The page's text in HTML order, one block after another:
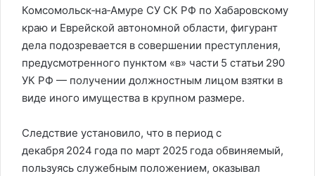
Комсомольск‑на‑Амуре СУ СК РФ по Хабаровскому
краю и Еврейской автономной области, фигурант
дела подозревается в совершении преступления,
предусмотренного пунктом «в» части 5 статьи 290
УК РФ — получении должностным лицом взятки в
виде иного имущества в крупном размере.
Следствие установило, что в период с
декабря 2024 года по март 2025 года обвиняемый,
пользуясь служебным положением, оказывал